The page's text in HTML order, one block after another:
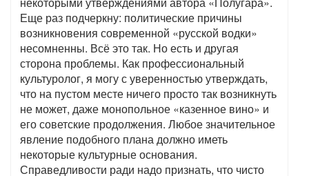
Еще раз подчеркну: политические причины
возникновения современной «русской водки»
несомненны. Всё это так. Но есть и другая
сторона проблемы. Как профессиональный
культуролог, я могу с уверенностью утверждать,
что на пустом месте ничего просто так возникнуть
не может, даже монопольное «казенное вино» и
его советские продолжения. Любое значительное
явление подобного плана должно иметь
некоторые культурные основания.
Справедливости ради надо признать, что чисто